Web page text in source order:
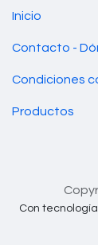
Inicio
Contacto -
Condiciones
Productos
Con